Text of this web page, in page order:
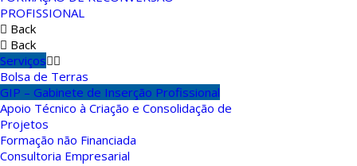
PROFISSIONAL
Back
Back
Serviços
Bolsa de Terras
GIP – Gabinete de Inserção Profissional
Apoio Técnico à Criação e Consolidação de
Projetos
Formação não Financiada
Consultoria Empresarial